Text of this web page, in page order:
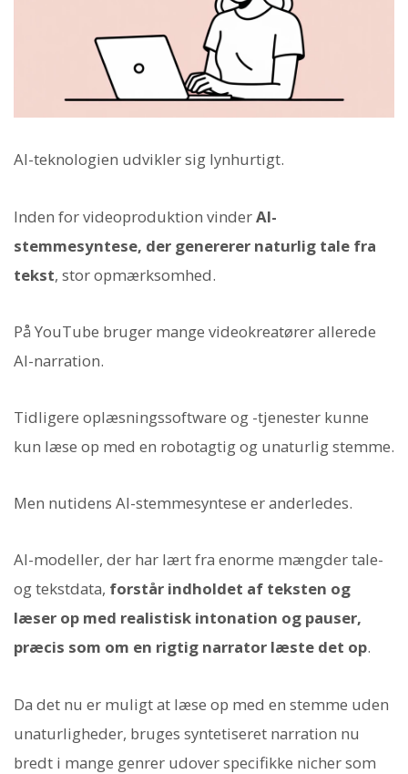
AI-teknologien udvikler sig lynhurtigt.
Inden for videoproduktion vinderAI-
stemmesyntese, der genererer naturlig tale fra
tekst, stor opmærksomhed.
På YouTube bruger mange videokreatører allerede
AI-narration.
Tidligere oplæsningssoftware og -tjenester kunne
kun læse op med en robotagtig og unaturlig stemme.
Men nutidens AI-stemmesyntese er anderledes.
AI-modeller, der har lært fra enorme mængder tale-
og tekstdata, forstår indholdet af teksten og
læser op med realistisk intonation og pauser,
præcis som om en rigtig narrator læste det op.
Da det nu er muligt at læse op med en stemme uden
unaturligheder, bruges syntetiseret narration nu
bredt i mange genrer udover specifikke nicher som